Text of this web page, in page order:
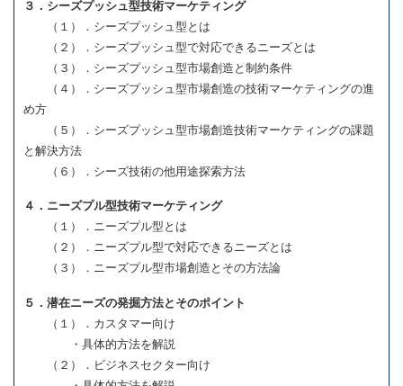
３．シーズプッシュ型技術マーケティング
（１）．シーズプッシュ型とは
（２）．シーズプッシュ型で対応できるニーズとは
（３）．シーズプッシュ型市場創造と制約条件
（４）．シーズプッシュ型市場創造の技術マーケティングの進
め方
（５）．シーズプッシュ型市場創造技術マーケティングの課題
と解決方法
（６）．シーズ技術の他用途探索方法
４．ニーズプル型技術マーケティング
（１）．ニーズプル型とは
（２）．ニーズプル型で対応できるニーズとは
（３）．ニーズプル型市場創造とその方法論
５．潜在ニーズの発掘方法とそのポイント
（１）．カスタマー向け
・具体的方法を解説
（２）．ビジネスセクター向け